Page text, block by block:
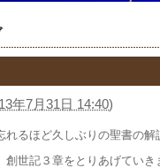
年7月31日 14:40)
れるほど久しぶりの聖書の解
創世記３章をとりあげていき